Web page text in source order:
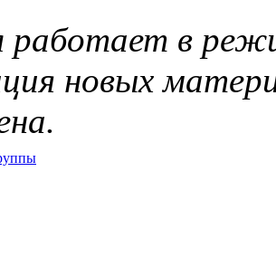
работает в
новых